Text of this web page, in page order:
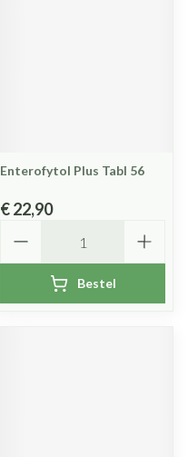
Enterofytol Plus Tabl 56
€ 22,90
Bestel